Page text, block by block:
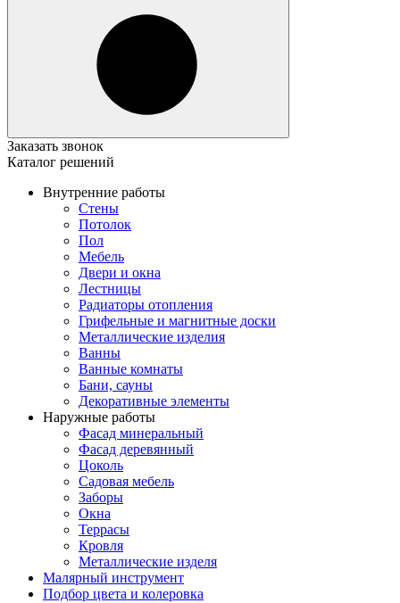
Заказать звонок
Каталог решений
Внутренние работы
Стены
Потолок
Пол
Мебель
Двери и окна
Лестницы
Радиаторы отопления
Грифельные и магнитные доски
Металлические изделия
Ванны
Ванные комнаты
Бани, сауны
Декоративные элементы
Наружные работы
Фасад минеральный
Фасад деревянный
Цоколь
Садовая мебель
Заборы
Окна
Террасы
Кровля
Металлические изделя
Малярный инструмент
Подбор цвета и колеровка